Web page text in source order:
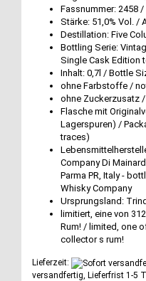
Fassnummer: 2458 /
Stärke: 51,0% Vol. /
Destillation: Five
Bottling Serie:
Single Cask Edition
Inhalt: 0,7l / Bottle
ohne Farbstoffe /
ohne Zuckerzusatz
Flasche mit
Lagerspuren) /
traces)
Company Di
Parma PR, Italy -
Whisky Company
Ursprungsland:
limitiert, eine von
Rum! / limited, one
collector s rum!
Lieferzeit:
versandfertig, Lieferfrist 1-5